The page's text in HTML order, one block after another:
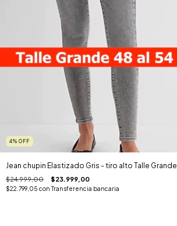
4% OFF
Jean chupin Elastizado Gris - tiro alto Talle Grande
$24.999,00 $23.999,00
$22.799,05 con Transferencia bancaria